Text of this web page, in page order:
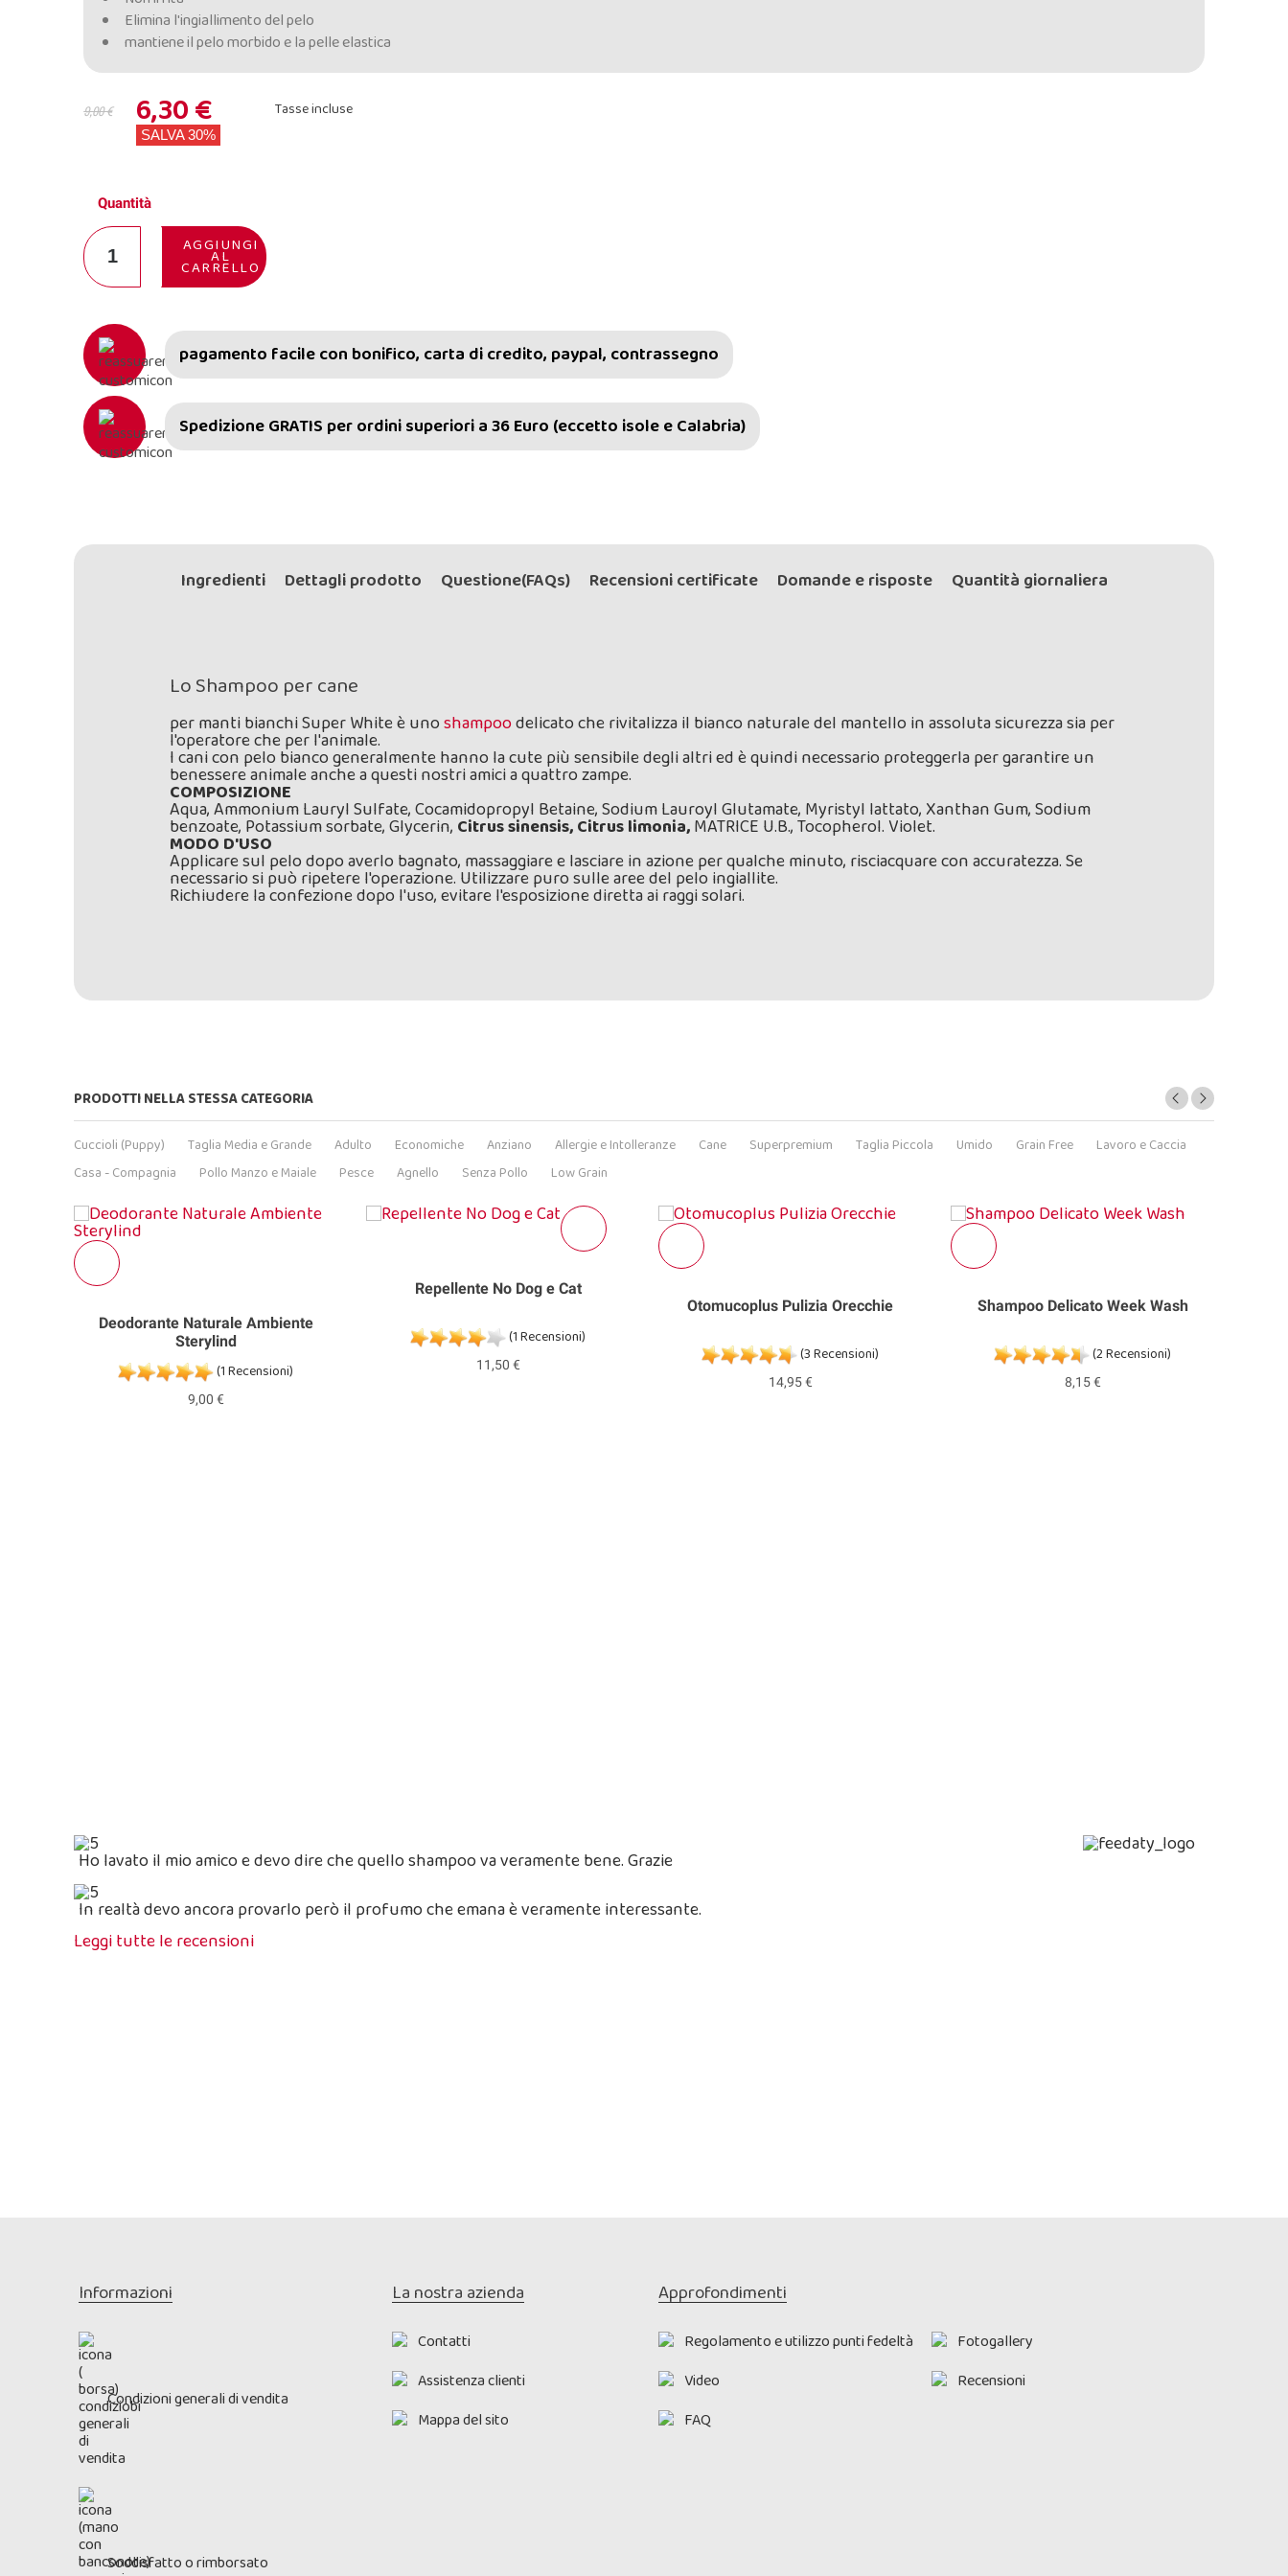
Elimina l'ingiallimento del pelo
mantiene il pelo morbido e la pelle elastica
9,00 € 6,30 €
SALVA 30%
Tasse incluse
Quantità
AGGIUNGI
AL
CARRELLO
pagamento facile con bonifico, carta di credito, paypal, contrassegno
Spedizione GRATIS per ordini superiori a 36 Euro (eccetto isole e Calabria)
Ingredienti Dettagli prodotto Questione(FAQs) Recensioni certificate Domande e risposte Quantità giornaliera
Lo Shampoo per cane
per manti bianchi Super White è unoshampoodelicato che rivitalizza il bianco naturale del mantello in assoluta sicurezza sia per
l'operatore che per l'animale.
I cani con pelo bianco generalmente hanno la cute più sensibile degli altri ed è quindi necessario proteggerla per garantire un
benessere animale anche a questi nostri amici a quattro zampe.
COMPOSIZIONE
Aqua, Ammonium Lauryl Sulfate, Cocamidopropyl Betaine, Sodium Lauroyl Glutamate, Myristyl lattato, Xanthan Gum, Sodium
benzoate, Potassium sorbate, Glycerin, Citrus sinensis, Citrus limonia,MATRICE U.B., Tocopherol. Violet.
MODO D'USO
Applicare sul pelo dopo averlo bagnato, massaggiare e lasciare in azione per qualche minuto, risciacquare con accuratezza. Se
necessario si può ripetere l'operazione. Utilizzare puro sulle aree del pelo ingiallite.
Richiudere la confezione dopo l'uso, evitare l'esposizione diretta ai raggi solari.
PRODOTTI NELLA STESSA CATEGORIA
Cuccioli (Puppy) Taglia Media e Grande Adulto Economiche Anziano Allergie e Intolleranze Cane Superpremium Taglia Piccola Umido Grain Free
Lavoro e Caccia
Casa - Compagnia
Pollo Manzo e Maiale Pesce Agnello Senza Pollo Low Grain
Deodorante Naturale Ambiente
Sterylind
(1 Recensioni)
9,00 €
Repellente No Dog e Cat
(1 Recensioni)
11,50 €
Otomucoplus Pulizia Orecchie
(3 Recensioni)
14,95 €
Shampoo Delicato Week Wash
(2 Recensioni)
8,15 €
Ho lavato il mio amico e devo dire che quello shampoo va veramente bene. Grazie
In realtà devo ancora provarlo però il profumo che emana è veramente interessante.
Leggi tutte le recensioni
Formula delicata
Non irrita
Informazioni
Condizioni generali di vendita
Soddisfatto o rimborsato
La nostra azienda
Contatti
Assistenza clienti
Mappa del sito
Approfondimenti
Regolamento e utilizzo punti fedeltà
Video
FAQ
Fotogallery
Recensioni